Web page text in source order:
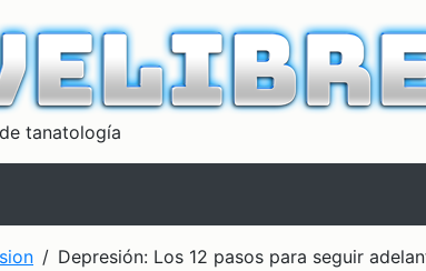
tanatología
Depresión: Los 12 pasos para seguir